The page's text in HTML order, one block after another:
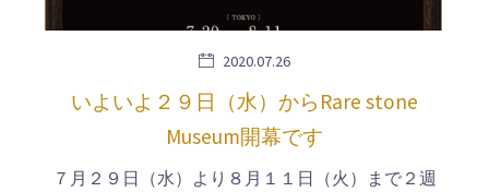
2020.07.26
いよいよ２９日（水）からRare stone
Museum開幕です
７月２９日（水）より８月１１日（火）まで２週